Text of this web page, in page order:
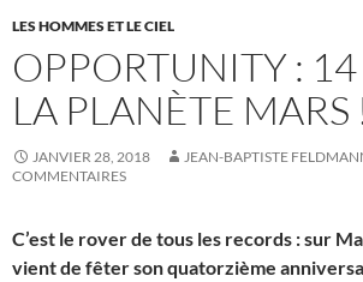
LES HOMMES ET LE CIEL
OPPORTUNITY : 14
LA PLANÈTE MARS
JANVIER 28, 2018 JEAN-BAPTISTE
COMMENTAIRES
C’est le rover de tous les records : sur
vient de fêter son quatorzième